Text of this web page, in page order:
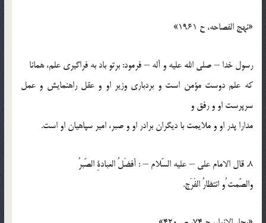
«نهج الفصاحه، ح 1961»
رسول خدا – صلي الله عليه و آله – فرمود: برتو باد به فراگيري علم، همانا
كه علم دوست مؤمن است و بردباري وزير او و عقل راهنمايش و عمل
سرپرست او و رفق و
مدارا پدر او و ملايمت با ديگران برادر او و صبر، امير سپاهيان او است.
8. قال الامام علي – عليه السّلام – : أفضَلُ العبادةِ الصّبرُ
والصّمت ُو انتظارُ الفَرَج.